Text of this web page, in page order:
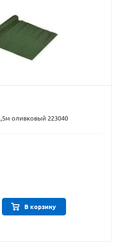
оливковый 223040
В корзину